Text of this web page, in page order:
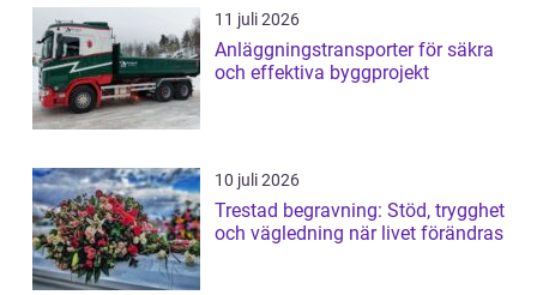
11 juli 2026
Anläggningstransporter för säkra
och effektiva byggprojekt
10 juli 2026
Trestad begravning: Stöd, trygghet
och vägledning när livet förändras